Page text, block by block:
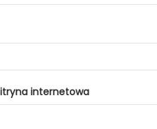
internetowa